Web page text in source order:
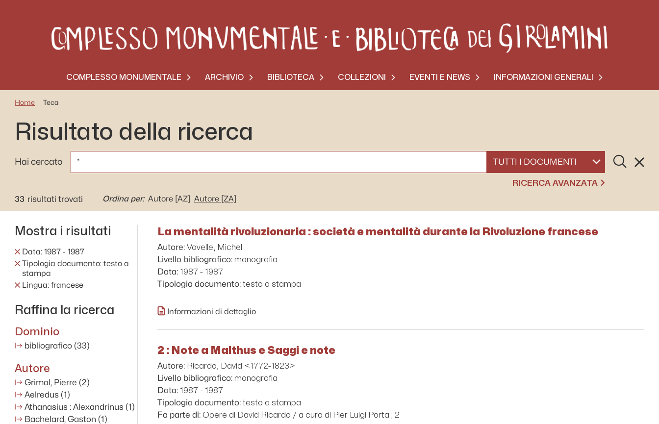
COMPLESSO MONUMENTALE ARCHIVIO BIBLIOTECA COLLEZIONI EVENTI E NEWS INFORMAZIONI GENERALI
Home Teca
Risultato della ricerca
Hai cercato
SELEZIONA UN DOCUMENTO
Cerca
RICERCA AVANZATA
33 risultati trovati Ordina per: Autore [AZ] Autore [ZA]
Mostra i risultati
Data: 1987 - 1987
Tipologia documento: testo a
stampa
Lingua: francese
Raffina la ricerca
Dominio
bibliografico (33)
Autore
Grimal, Pierre (2)
Aelredus (1)
Athanasius : Alexandrinus (1)
Bachelard, Gaston (1)
La mentalità rivoluzionaria : società e mentalità durante la Rivoluzione francese
Autore: Vovelle, Michel
Livello bibliografico: monografia
Data: 1987 - 1987
Tipologia documento: testo a stampa
Informazioni di dettaglio
2 : Note a Malthus e Saggi e note
Autore: Ricardo, David <1772-1823>
Livello bibliografico: monografia
Data: 1987 - 1987
Tipologia documento: testo a stampa
Fa parte di: Opere di David Ricardo / a cura di Pier Luigi Porta ; 2